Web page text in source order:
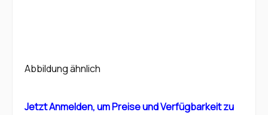
Abbildung ähnlich
Jetzt Anmelden, um Preise und Verfügbarkeit zu